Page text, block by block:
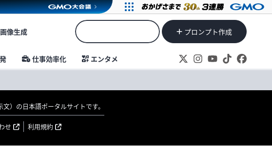
画像生成 プロンプト作成
仕事効率化 エンタメ
）の日本語ポータルサイトです。
せ 利用規約